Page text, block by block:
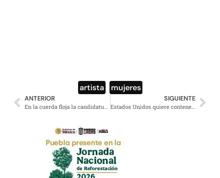
artista mujeres
ANTERIOR
En la cuerda floja la candidatura del ‘Cuauh’
SIGUIENTE
Estados Unidos quiere contener a Rusia, pero es imposible de lograr: Vladimir Putin